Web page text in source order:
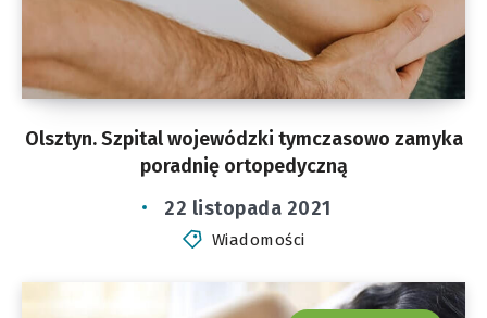
Olsztyn. Szpital wojewódzki tymczasowo zamyka
poradnię ortopedyczną
22 listopada 2021
Wiadomości